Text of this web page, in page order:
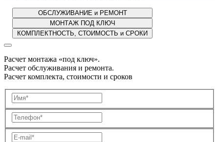
Расчет монтажа «под ключ».
Расчет обслуживания и ремонта.
Расчет комплекта, стоимости и сроков